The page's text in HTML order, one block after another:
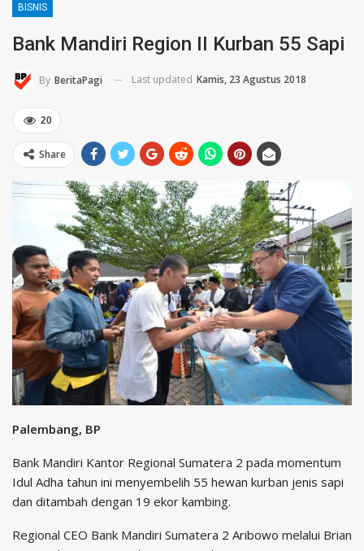
BISNIS
Bank Mandiri Region II Kurban 55 Sapi
By BeritaPagi Last updated Kamis, 23 Agustus 2018
20
Share
Palembang, BP
Bank Mandiri Kantor Regional Sumatera 2 pada momentum
Idul Adha tahun ini menyembelih 55 hewan kurban jenis sapi
dan ditambah dengan 19 ekor kambing.
Regional CEO Bank Mandiri Sumatera 2 Aribowo melalui Brian